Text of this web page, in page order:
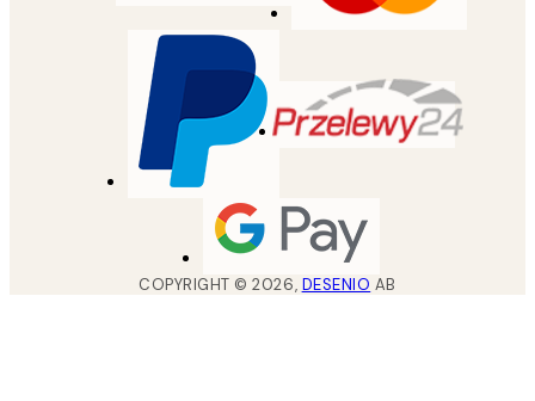
COPYRIGHT ©2026, DESENIO AB